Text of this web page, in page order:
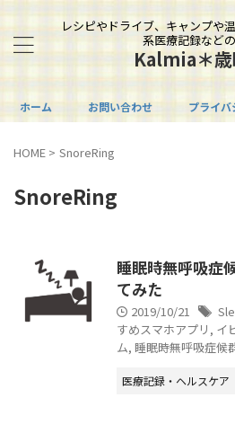
レシピやドライブ、キャンプや
系医療記録など
Kalmia＊
ホーム お問い合わせ プライバ
HOME > SnoreRing
SnoreRing
睡眠時無呼吸症
てみた
2019/10/21
すめスマホアプリ , イ
ム, 睡眠時無呼吸症候
医療記録・ヘルスケア